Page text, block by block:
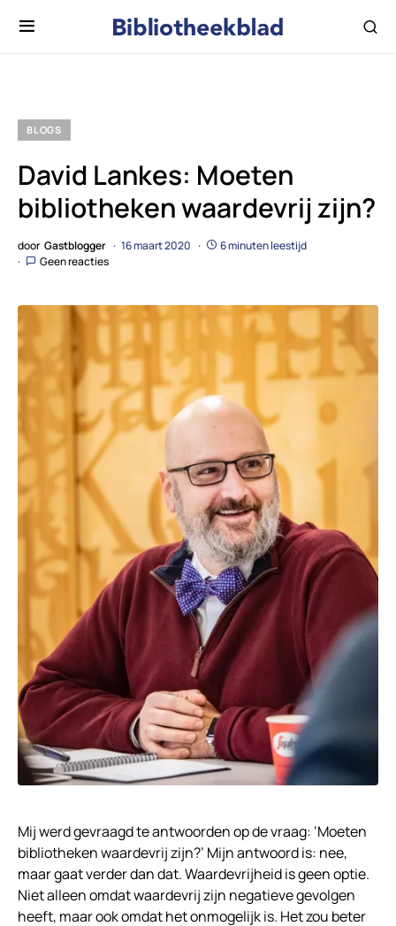
BLOGS
David Lankes: Moeten
bibliotheken waardevrij zijn?
door Gastblogger 16 maart 2020
6 minuten leestijd
Geen reacties
Mij werd gevraagd te antwoorden op de vraag: ‘Moeten
bibliotheken waardevrij zijn?’ Mijn antwoord is: nee,
maar gaat verder dan dat. Waardevrijheid is geen optie.
Niet alleen omdat waardevrij zijn negatieve gevolgen
heeft, maar ook omdat het onmogelijk is. Het zou beter